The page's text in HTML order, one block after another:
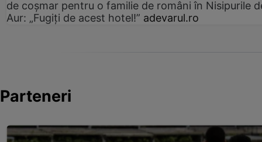
de coșmar pentru o familie de români în Nisipurile
Aur: „Fugiți de acest hotel!” adevarul.ro
Parteneri